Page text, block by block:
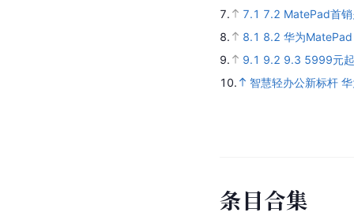
7.
7.1 7.2 MatePad首
8.
8.1 8.2 华为
9.
9.1 9.2 9.3 5999元
10.
智慧轻办公新标杆
条目合集